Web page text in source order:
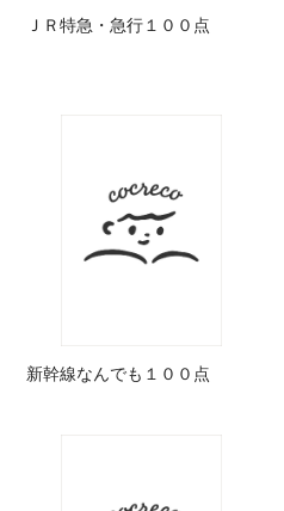
ＪＲ特急・急行１００点
新幹線なんでも１００点